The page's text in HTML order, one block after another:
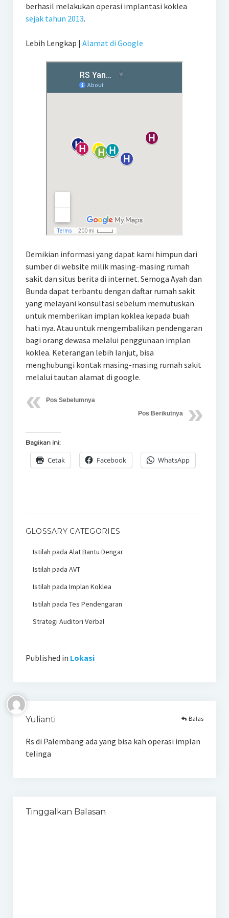
berhasil melakukan operasi implantasi koklea
sejak tahun 2013.
Lebih Lengkap | Alamat di Google
Demikian informasi yang dapat kami himpun dari
sumber di website milik masing-masing rumah
sakit dan situs berita di internet. Semoga Ayah dan
Bunda dapat terbantu dengan daftar rumah sakit
yang melayani konsultasi sebelum memutuskan
untuk memberikan implan koklea kepada buah
hati nya. Atau untuk mengembalikan pendengaran
bagi orang dewasa melalui penggunaan implan
koklea. Keterangan lebih lanjut, bisa
menghubungi kontak masing-masing rumah sakit
melalui tautan alamat di google.
Pos Sebelumnya
Pos Berikutnya
Bagikan ini:
Cetak Facebook WhatsApp
GLOSSARY CATEGORIES
Istilah pada Alat Bantu Dengar
Istilah pada AVT
Istilah pada Implan Koklea
Istilah pada Tes Pendengaran
Strategi Auditori Verbal
Published in Lokasi
Yulianti
Rs di Palembang ada yang bisa kah operasi implan
telinga
Balas
Tinggalkan Balasan